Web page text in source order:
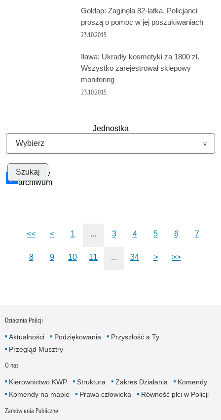
Gołdap: Zaginęła 82-latka. Policjanci
proszą o pomoc w jej poszukiwaniach
23.10.2015
Iława: Ukradły kosmetyki za 1800 zł.
Wszystko zarejestrował sklepowy
monitoring
23.10.2015
Jednostka
Szukaj w
archiwum
<< < 1 ... 3 4 5 6 7
8 9 10 11 ... 34 > >>
Działania Policji
Aktualności Podziękowania
Przyszłość a Ty
Przegląd Musztry
O nas
Kierownictwo KWP Struktura Zakres Działania
Komendy
Komendy na mapie
Prawa człowieka Równość płci w Policji
Zamówienia Publiczne